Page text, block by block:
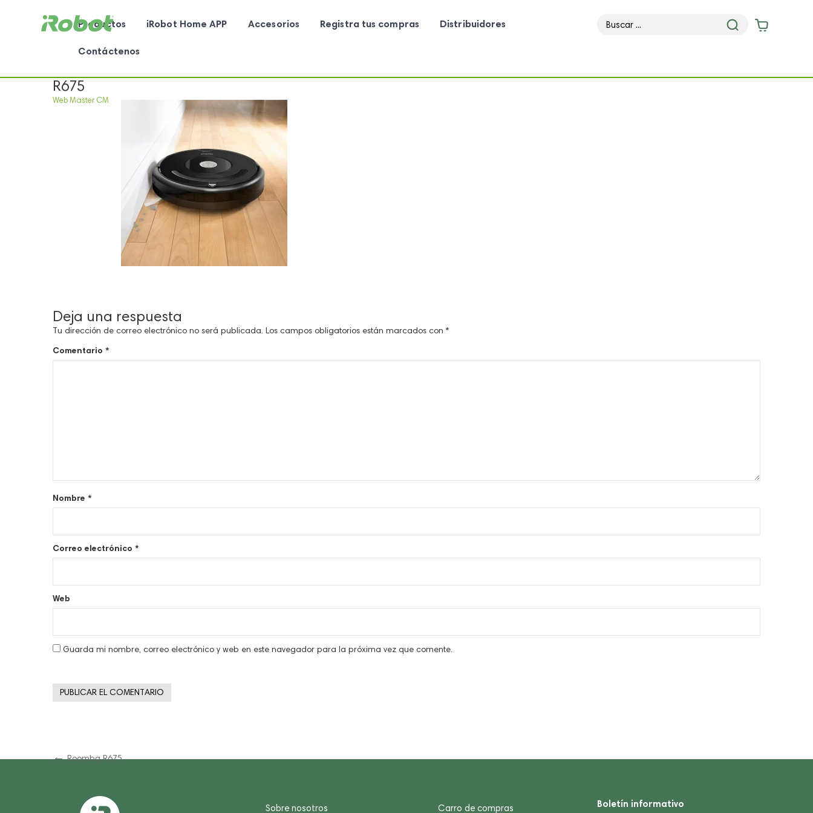
Productos iRobot Home APP Accesorios Registra tus compras Distribuidores
Contáctenos
R675
Web Master CM
Deja una respuesta
Tu dirección de correo electrónico no será publicada. Los campos obligatorios están marcados con *
Comentario *
Nombre *
Correo electrónico *
Web
Guarda mi nombre, correo electrónico y web en este navegador para la próxima vez que comente.
Navegación
entradas
Previous
Roomba R675
Sobre nosotros Carro de compras Boletín informativo